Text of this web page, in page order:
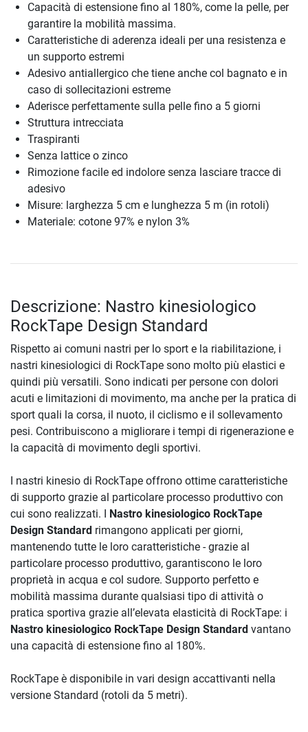
Capacità di estensione fino al 180%, come la pelle, per
garantire la mobilità massima.
Caratteristiche di aderenza ideali per una resistenza e
un supporto estremi
Adesivo antiallergico che tiene anche col bagnato e in
caso di sollecitazioni estreme
Aderisce perfettamente sulla pelle fino a 5 giorni
Struttura intrecciata
Traspiranti
Senza lattice o zinco
Rimozione facile ed indolore senza lasciare tracce di
adesivo
Misure: larghezza 5 cm e lunghezza 5 m (in rotoli)
Materiale: cotone 97% e nylon 3%
Descrizione: Nastro kinesiologico
RockTape Design Standard
Rispetto ai comuni nastri per lo sport e la riabilitazione, i
nastri kinesiologici di RockTape sono molto più elastici e
quindi più versatili. Sono indicati per persone con dolori
acuti e limitazioni di movimento, ma anche per la pratica di
sport quali la corsa, il nuoto, il ciclismo e il sollevamento
pesi. Contribuiscono a migliorare i tempi di rigenerazione e
la capacità di movimento degli sportivi.
I nastri kinesio di RockTape offrono ottime caratteristiche
di supporto grazie al particolare processo produttivo con
cui sono realizzati. I
Nastro kinesiologico RockTape
Design Standard rimangono applicati per giorni,
mantenendo tutte le loro caratteristiche - grazie al
particolare processo produttivo, garantiscono le loro
proprietà in acqua e col sudore. Supporto perfetto e
mobilità massima durante qualsiasi tipo di attività o
pratica sportiva grazie all’elevata elasticità di RockTape: i
Nastro kinesiologico RockTape Design Standard vantano
una capacità di estensione fino al 180%.
RockTape è disponibile in vari design accattivanti nella
versione Standard (rotoli da 5 metri).